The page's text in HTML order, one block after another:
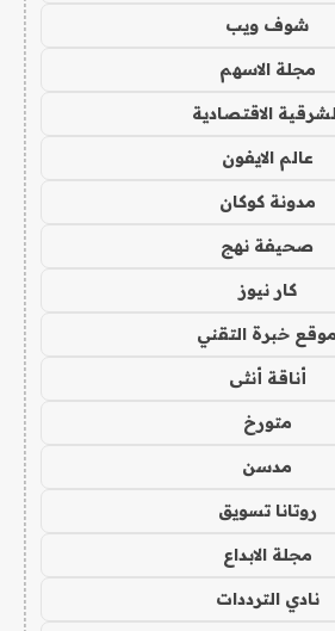
شوف ويب
مجلة الاسهم
الاقتصادية
عالم الايفون
مدونة كوكان
صحيفة نهج
كار نيوز
موقع خبرة التقني
أناقة أنثى
متورخ
مدسن
روتانا تسويق
مجلة الابداع
نادي الترددات